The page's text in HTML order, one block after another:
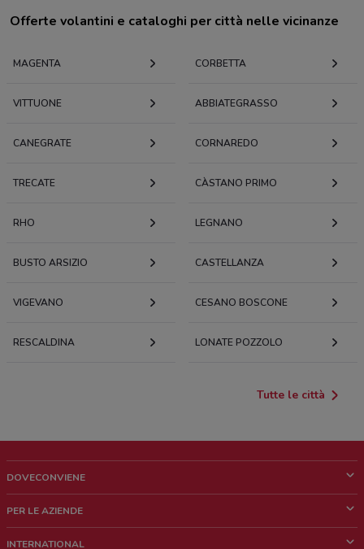
Offerte volantini e cataloghi per città nelle vicinanze
MAGENTA CORBETTA
VITTUONE ABBIATEGRASSO
CANEGRATE CORNAREDO
TRECATE CÀSTANO PRIMO
RHO LEGNANO
BUSTO ARSIZIO CASTELLANZA
VIGEVANO CESANO BOSCONE
RESCALDINA LONATE POZZOLO
Tutte le città
DOVECONVIENE
Chi siamo
PER LE AZIENDE
INTERNATIONAL